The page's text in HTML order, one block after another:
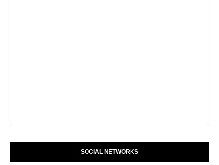
SOCIAL NETWORKS